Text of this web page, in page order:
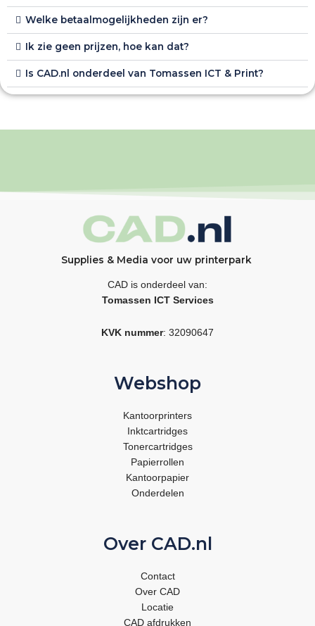
Welke betaalmogelijkheden zijn er?
Ik zie geen prijzen, hoe kan dat?
Is CAD.nl onderdeel van Tomassen ICT & Print?
Supplies & Media voor uw printerpark
CAD is onderdeel van:
Tomassen ICT Services
KVK nummer: 32090647
Webshop
Kantoorprinters
Inktcartridges
Tonercartridges
Papierrollen
Kantoorpapier
Onderdelen
Over CAD.nl
Contact
Over CAD
Locatie
CAD afdrukken